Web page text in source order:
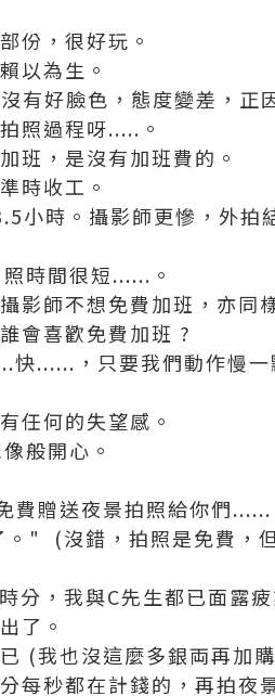
份，很好玩。
以為生。
有好臉色，態度變差，正
照過程呀.....。
班，是沒有加班費的。
時收工。
小時。攝影師更慘，外拍
時間很短......。
影師不想免費加班，亦同
會喜歡免費加班 ?
......，只要我們動作慢
任何的失望感。
般開心。
費贈送夜景拍照給你們
" (沒錯，拍照是免費，
分，我與C先生都已面露
了。
(我也沒這麼多銀両再加
每秒都在計錢的，再拍夜